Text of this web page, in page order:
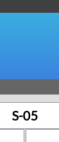
S-05